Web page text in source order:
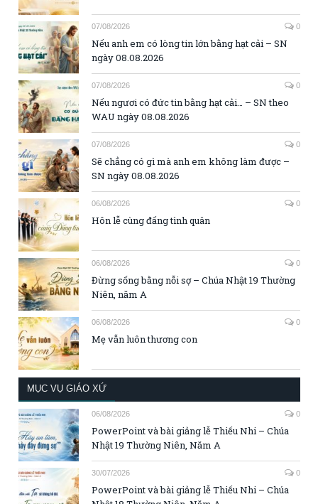
07/08/2026 0
Nếu anh em có lòng tin lớn bằng hạt cải – SN
ngày 08.08.2026
07/08/2026 0
Nếu ngươi có đức tin bằng hạt cải… – SN theo
WAU ngày 08.08.2026
07/08/2026 0
Sẽ chẳng có gì mà anh em không làm được –
SN ngày 08.08.2026
06/08/2026 0
Hôn lễ cùng đấng tình quân
06/08/2026 0
Đừng sống bằng nỗi sợ – Chúa Nhật 19 Thường
Niên, năm A
06/08/2026 0
Mẹ vẫn luôn thương con
MỤC VỤ GIÁO XỨ
06/08/2026 0
PowerPoint và bài giảng lễ Thiếu Nhi – Chúa
Nhật 19 Thường Niên, Năm A
30/07/2026 0
PowerPoint và bài giảng lễ Thiếu Nhi – Chúa